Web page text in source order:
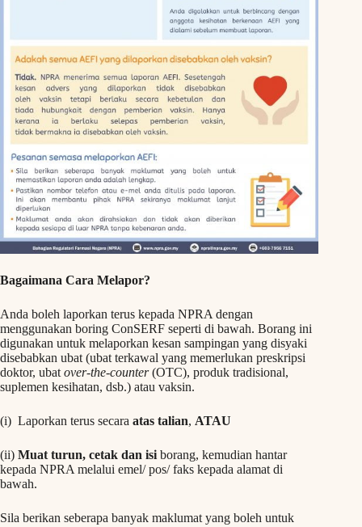
Bagaimana Cara Melapor?
Anda boleh laporkan terus kepada NPRA dengan
menggunakan boring ConSERF seperti di bawah. Borang ini
digunakan untuk melaporkan kesan sampingan yang disyaki
disebabkan ubat (ubat terkawal yang memerlukan preskripsi
doktor, ubatover-the-counter(OTC), produk tradisional,
suplemen kesihatan, dsb.) atau vaksin.
(i) Laporkan terus secara atas talian, ATAU
(ii) Muat turun, cetak dan isiborang, kemudian hantar
kepada NPRA melalui emel/ pos/ faks kepada alamat di
bawah.
Sila berikan seberapa banyak maklumat yang boleh untuk